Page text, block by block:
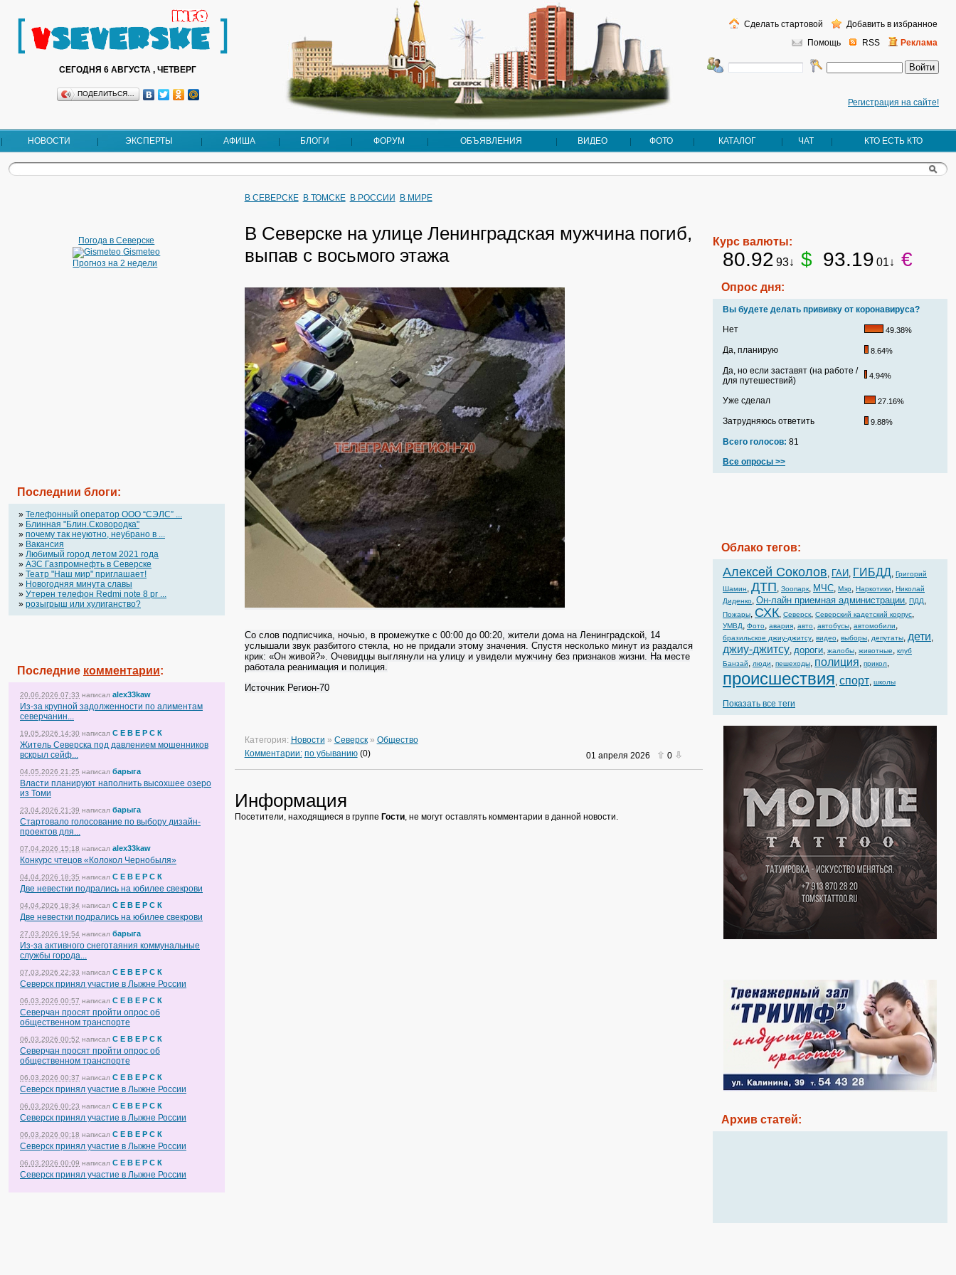
СЕГОДНЯ 6 АВГУСТА , ЧЕТВЕРГ
ПОДЕЛИТЬСЯ…
Регистрация на сайте!
Помощь RSS Реклама
Сделать стартовой Добавить в избранное
НОВОСТИ ЭКСПЕРТЫ АФИША БЛОГИ ФОРУМ ОБЪЯВЛЕНИЯ ВИДЕО ФОТО КАТАЛОГ ЧАТ КТО ЕСТЬ КТО
Погода в Северске
Gismeteo
Прогноз на 2 недели
Последнии блоги:
» Телефонный оператор OOO “СЭЛС” ...
» Блинная "Блин.Сковородка"
» почему так неуютно, неубрано в ...
» Вакансия
» Любимый город летом 2021 года
» АЗС Газпромнефть в Северске
» Театр "Наш мир" приглашает!
» Новогодняя минута славы
» Утерен телефон Redmi note 8 pr ...
» розыгрыш или хулиганство?
Последние комментарии:
20.06.2026 07:33 написал alex33kaw
Из-за крупной задолженности по алиментам
северчанин...
19.05.2026 14:30 написал С Е В Е Р С К
Житель Северска под давлением мошенников
вскрыл сейф...
04.05.2026 21:25 написал барыга
Власти планируют наполнить высохшее озеро
из Томи
23.04.2026 21:39 написал барыга
Стартовало голосование по выбору дизайн-
проектов для...
07.04.2026 15:18 написал alex33kaw
Конкурс чтецов «Колокол Чернобыля»
04.04.2026 18:35 написал С Е В Е Р С К
Две невестки подрались на юбилее свекрови
04.04.2026 18:34 написал С Е В Е Р С К
Две невестки подрались на юбилее свекрови
27.03.2026 19:54 написал барыга
Из-за активного снеготаяния коммунальные
службы города...
07.03.2026 22:33 написал С Е В Е Р С К
Северск принял участие в Лыжне России
06.03.2026 00:57 написал С Е В Е Р С К
Северчан просят пройти опрос об
общественном транспорте
06.03.2026 00:52 написал С Е В Е Р С К
Северчан просят пройти опрос об
общественном транспорте
06.03.2026 00:37 написал С Е В Е Р С К
Северск принял участие в Лыжне России
06.03.2026 00:23 написал С Е В Е Р С К
Северск принял участие в Лыжне России
06.03.2026 00:18 написал С Е В Е Р С К
Северск принял участие в Лыжне России
06.03.2026 00:09 написал С Е В Е Р С К
Северск принял участие в Лыжне России
В СЕВЕРСКЕ В ТОМСКЕ В РОССИИ В МИРЕ
В Северске на улице Ленинградская мужчина погиб,
выпав с восьмого этажа
Со слов подписчика, ночью, в промежутке с 00:00 до 00:20, жители дома на Ленинградской, 14
услышали звук разбитого стекла, но не придали этому значения. Спустя несколько минут из раздался
крик: «Он живой?». Очевидцы выглянули на улицу и увидели мужчину без признаков жизни. На месте
работала реанимация и полиция.
Источник Регион-70
Категория: Новости » Северск» Общество
Комментарии: по убыванию(0) 01 апреля 2026 0
Информация
Посетители, находящиеся в группе Гости, не могут оставлять комментарии в данной новости.
Курс валюты:
80.92 93↓ $ 93.19 01↓ €
Опрос дня:
Вы будете делать прививку от коронавируса?
Нет
49.38%
Да, планирую 8.64%
Да, но если заставят (на работе /
для путешествий)
4.94%
Уже сделал 27.16%
Затрудняюсь ответить 9.88%
Всего голосов: 81
Все опросы >>
Облако тегов:
Алексей Соколов, ГАИ, ГИБДД, Григорий
Шамин, ДТП, Зоопарк, МЧС, Мэр, Наркотики, Николай
Диденко, Он-лайн приемная администрации, ПДД,
Пожары, СХК, Северск, Северский кадетский корпус,
УМВД, Фото, авария, авто, автобусы, автомобили,
бразильское джиу-джитсу, видео, выборы, депутаты, дети,
джиу-джитсу, дороги, жалобы, животные, клуб
Банзай, люди, пешеходы, полиция, прикол,
происшествия, спорт, школы
Показать все теги
Архив статей: